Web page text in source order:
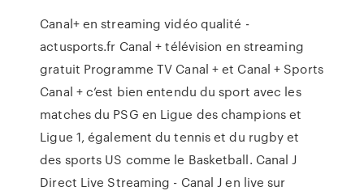
Canal+ en streaming vidéo qualité -
actusports.fr Canal + télévision en streaming
gratuit Programme TV Canal + et Canal + Sports
Canal + c’est bien entendu du sport avec les
matches du PSG en Ligue des champions et
Ligue 1, également du tennis et du rugby et
des sports US comme le Basketball. Canal J
Direct Live Streaming - Canal J en live sur